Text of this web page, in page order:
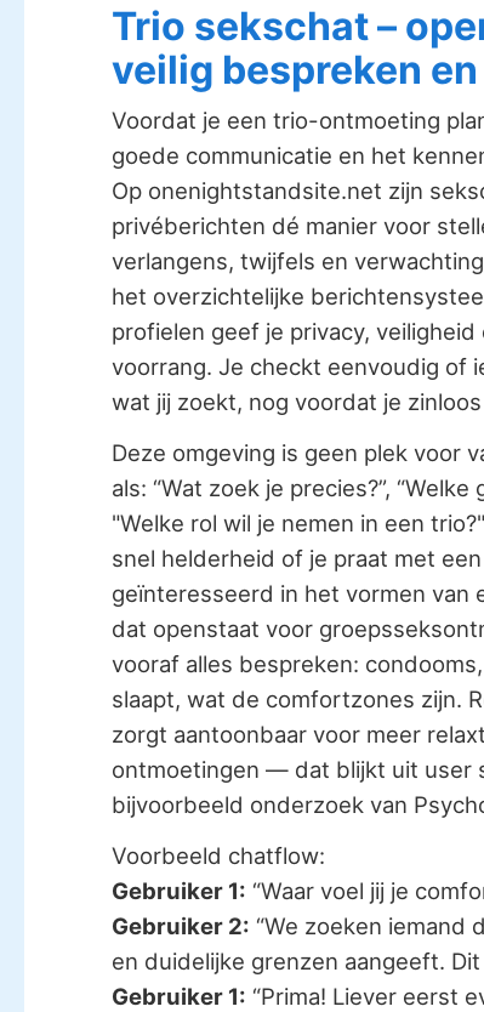
Trio sekschat –
veilig bespreken
Voordat je een trio-ontmoeting
goede communicatie en het
Op onenightstandsite.net zijn
privéberichten dé manier voor
verlangens, twijfels en
het overzichtelijke
profielen geef je privacy,
voorrang. Je checkt eenvoudig of
wat jij zoekt, nog voordat je
Deze omgeving is geen plek voor
als: “Wat zoek je precies?”,
"Welke rol wil je nemen in een
snel helderheid of je praat met
geïnteresseerd in het vormen van
dat openstaat voor
vooraf alles bespreken:
slaapt, wat de comfortzones zijn.
zorgt aantoonbaar voor meer
ontmoetingen — dat blijkt uit user
bijvoorbeeld onderzoek van
Voorbeeld chatflow:
Gebruiker 1: “Waar voel jij je
Gebruiker 2: “We zoeken iemand
en duidelijke grenzen aangeeft. Dit
Gebruiker 1: “Prima! Liever eerst